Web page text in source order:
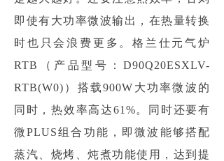
即使有大功率微波输出，在热量转换
时也只会浪费更多。格兰仕元气炉
RTB（产品型号：D90Q20ESXLV-
RTB(W0)）搭载900W大功率微波的
同时，热效率高达61%。同时还要有
微PLUS组合功能，即微波能够搭配
蒸汽、烧烤、炖煮功能使用，达到提